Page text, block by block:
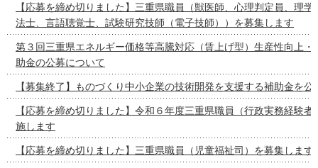
【応募を締め切りました】三重県職員（獣医師、心理判定員、理
法士、言語聴覚士、試験研究技師（電子技師））を募集します
第３回三重県エネルギー価格等高騰対応（賃上げ型）生産性向上・
助金の公募について
【募集終了】ものづくり中小企業の技術開発を支援する補助金を公
【応募を締め切りました】令和６年度三重県職員（行政実務経験
施します
【応募を締め切りました】三重県職員（児童福祉司）を募集します